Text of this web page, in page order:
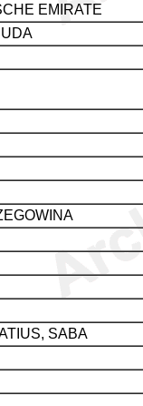
EMIRATE
SABA